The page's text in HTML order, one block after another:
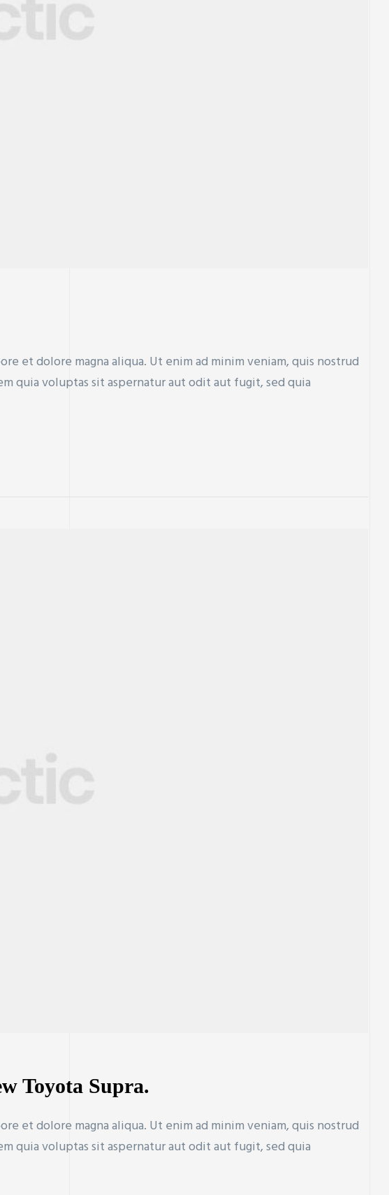
et dolore magna aliqua. Ut enim ad minim veniam, quis nostrud
quia voluptas sit aspernatur aut odit aut fugit, sed quia
Toyota Supra.
et dolore magna aliqua. Ut enim ad minim veniam, quis nostrud
quia voluptas sit aspernatur aut odit aut fugit, sed quia